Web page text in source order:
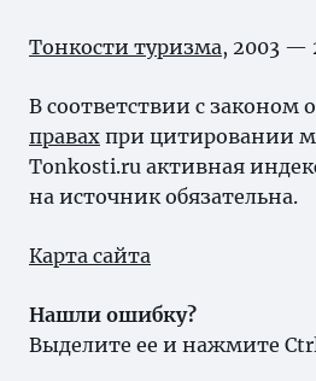
Тонкости туризма, 2003 —
В соответствии с законом
правах при цитировании
Tonkosti.ru активная
на источник обязательна.
Карта сайта
Нашли ошибку?
Выделите ее и нажмите